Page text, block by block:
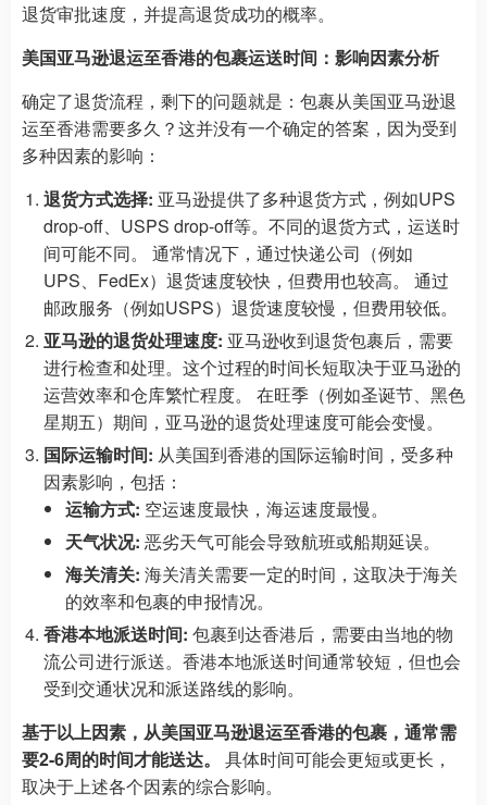
退货审批速度，并提高退货成功的概率。
美国亚马逊退运至香港的包裹运送时间：影响因素分析
确定了退货流程，剩下的问题就是：包裹从美国亚马逊退
运至香港需要多久？这并没有一个确定的答案，因为受到
多种因素的影响：
退货方式选择: 亚马逊提供了多种退货方式，例如UPS
drop-off、USPS drop-off等。不同的退货方式，运送时
间可能不同。 通常情况下，通过快递公司（例如
UPS、FedEx）退货速度较快，但费用也较高。 通过
邮政服务（例如USPS）退货速度较慢，但费用较低。
亚马逊的退货处理速度: 亚马逊收到退货包裹后，需要
进行检查和处理。这个过程的时间长短取决于亚马逊的
运营效率和仓库繁忙程度。 在旺季（例如圣诞节、黑色
星期五）期间，亚马逊的退货处理速度可能会变慢。
国际运输时间: 从美国到香港的国际运输时间，受多种
因素影响，包括：
运输方式: 空运速度最快，海运速度最慢。
天气状况: 恶劣天气可能会导致航班或船期延误。
海关清关: 海关清关需要一定的时间，这取决于海关
的效率和包裹的申报情况。
香港本地派送时间: 包裹到达香港后，需要由当地的物
流公司进行派送。香港本地派送时间通常较短，但也会
受到交通状况和派送路线的影响。
基于以上因素，从美国亚马逊退运至香港的包裹，通常需
要2-6周的时间才能送达。
具体时间可能会更短或更长，
取决于上述各个因素的综合影响。